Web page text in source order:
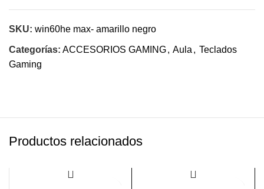
SKU: win60he max- amarillo negro
Categorías: ACCESORIOS GAMING, Aula , Teclados
Gaming
Productos relacionados